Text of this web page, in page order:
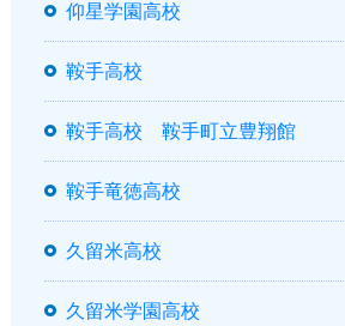
仰星学園高校
鞍手高校
鞍手高校 鞍手町立豊翔館
鞍手竜徳高校
久留米高校
久留米学園高校